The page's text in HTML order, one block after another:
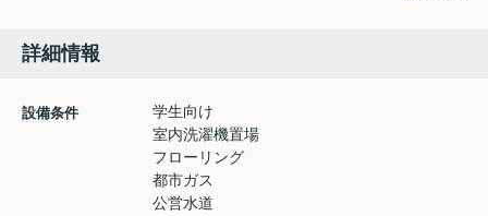
詳細情報
設備条件
学生向け
室内洗濯機置場
フローリング
都市ガス
公営水道